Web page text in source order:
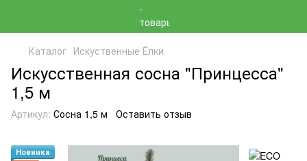
Каталог Искуственные Ёлки
Искусственная сосна "Принцесса"
1,5 м
Артикул: Сосна 1,5 м Оставить отзыв
Новинка